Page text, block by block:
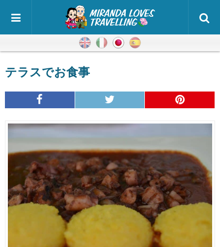
英語 イタリア語
日本語
テラスでお食事